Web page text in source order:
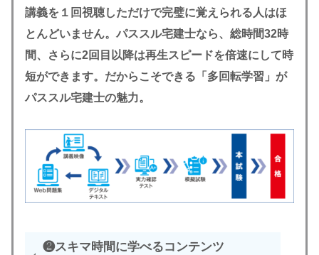
講義を１回視聴しただけで完璧に覚えられる人はほ
とんどいません。パススル宅建士なら、総時間32時
間、さらに2回目以降は再生スピードを倍速にして時
短ができます。だからこそできる「多回転学習」が
パススル宅建士の魅力。
❷スキマ時間に学べるコンテンツ